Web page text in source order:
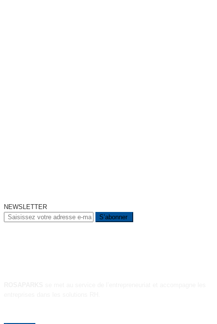
NEWSLETTER